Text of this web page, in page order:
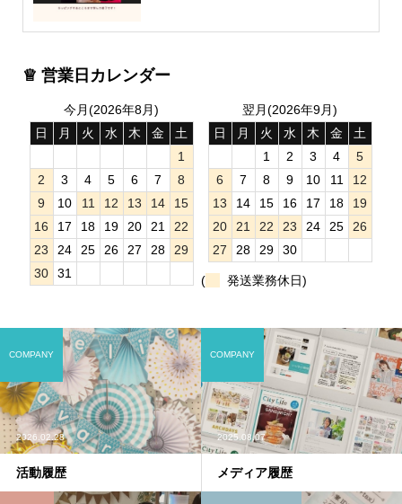
♕ 営業日カレンダー
今月(2026年8月)
日
月 火 水 木 金
土
1
2
3 4 5 6 7
8
9
10 11 12 13 14
15
16
17 18 19 20 21
22
23
24 25 26 27 28
29
30
31
翌月(2026年9月)
日
月 火 水 木 金
土
1
2 3 4
5
6
7 8 9 10 11
12
13
14 15 16 17 18
19
20
21 22 23 24 25
26
27
28 29 30
( 発送業務休日)
2026.02.28
活動履歴
COMPANY
2025.08.07
メディア履歴
COMPANY